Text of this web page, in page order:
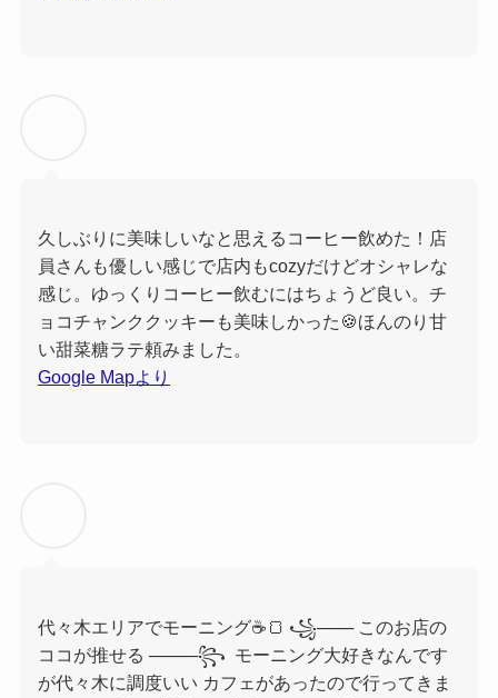
久しぶりに美味しいなと思えるコーヒー飲めた！店
員さんも優しい感じで店内もcozyだけどオシャレな
感じ。ゆっくりコーヒー飲むにはちょうど良い。チ
ョコチャンククッキーも美味しかった🍪ほんのり甘
い甜菜糖ラテ頼みました。
Google Mapより
代々木エリアでモーニング☕️🍞 ꧁─── このお店の
ココが推せる ────꧂ ⁡ モーニング大好きなんです
が代々木に調度いい カフェがあったので行ってきま